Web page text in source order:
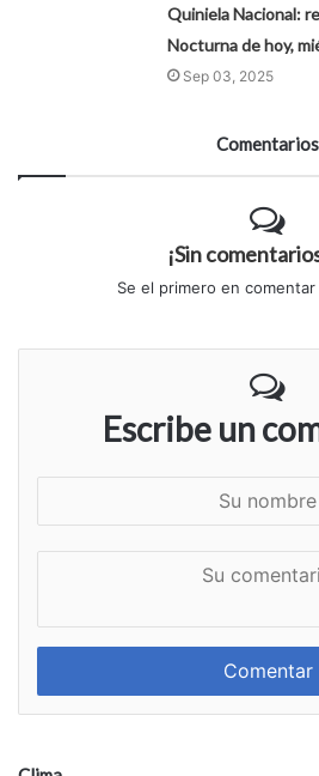
Quiniela Nacional:
Nocturna de hoy,
Sep 03, 2025
Comentarios
¡Sin
Se el primero en
Escribe un
n
a